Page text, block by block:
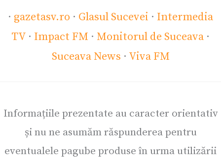
· gazetasv.ro · Glasul Sucevei · Intermedia
TV · Impact FM · Monitorul de Suceava ·
Suceava News · Viva FM
Informațiile prezentate au caracter orientativ
și nu ne asumăm răspunderea pentru
eventualele pagube produse în urma utilizării